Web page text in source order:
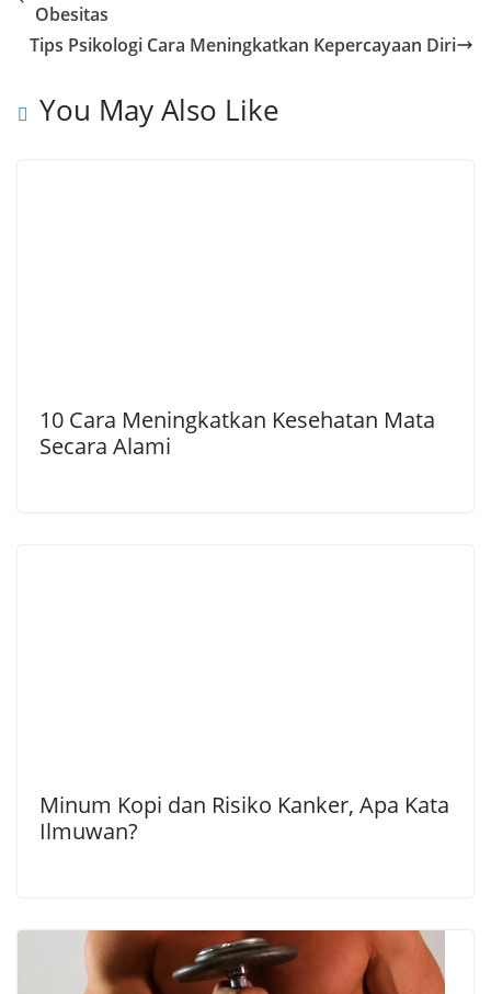
o
k
p
r
m
k
Obesitas
Tips Psikologi Cara Meningkatkan Kepercayaan Diri
You May Also Like
10 Cara Meningkatkan Kesehatan Mata
Secara Alami
Minum Kopi dan Risiko Kanker, Apa Kata
Ilmuwan?